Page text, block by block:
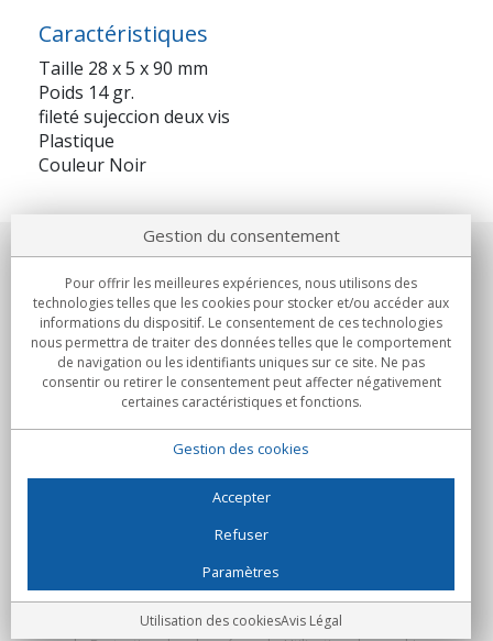
Caractéristiques
Taille 28 x 5 x 90 mm
Poids 14 gr.
fileté sujeccion deux vis
Plastique
Couleur Noir
Notre société
Engagements
Achats
C/Flassaders, 13, Nave 6, 08130 Santa Perpètua de Mogoda
(Barcelone) - Espagne
Folie Numérique - Tous droits réservés
Gestion du consentement
Pour offrir les meilleures expériences, nous utilisons des
technologies telles que les cookies pour stocker et/ou accéder aux
informations du dispositif. Le consentement de ces technologies
nous permettra de traiter des données telles que le comportement
de navigation ou les identifiants uniques sur ce site. Ne pas
consentir ou retirer le consentement peut affecter négativement
certaines caractéristiques et fonctions.
Gestion des cookies
Accepter
Refuser
Paramètres
Utilisation des cookiesAvis Légal